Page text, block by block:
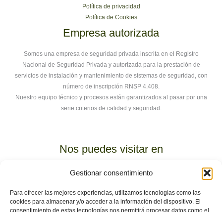
Gestionar consentimiento
Para ofrecer las mejores experiencias, utilizamos tecnologías como las
cookies para almacenar y/o acceder a la información del dispositivo. El
consentimiento de estas tecnologías nos permitirá procesar datos como el
Política de privacidad
Política de Cookies
Empresa autorizada
Somos una empresa de seguridad privada inscrita en el Registro
Nacional de Seguridad Privada y autorizada para la prestación de
servicios de instalación y mantenimiento de sistemas de seguridad, con
número de inscripción RNSP 4.408.
Nuestro equipo técnico y procesos están garantizados al pasar por una
serie criterios de calidad y seguridad.
Nos puedes visitar en
C. Rodio, 35, Norte, 41007 Sevilla. Polígono Calonge.
Somos la única empresa 100% sevillana con instalaciones
propias. Un sitio físico donde venir si tienes algún problema o